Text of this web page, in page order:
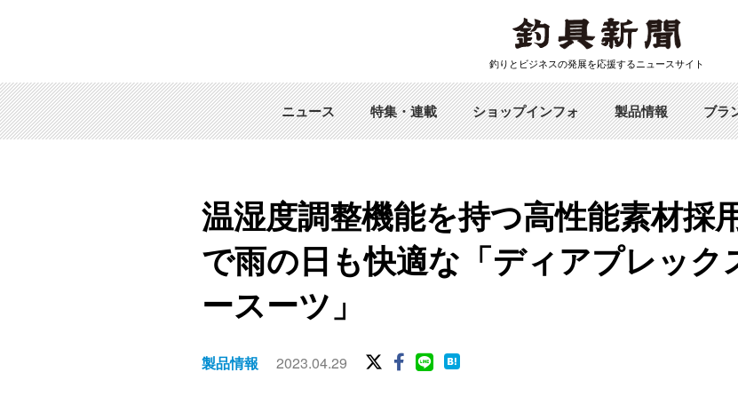
釣りとビジネスの発展を応援するニュースサイト
ニュース 特集・連載 ショップインフォ 製品情報 ブラ
温湿度調整機能を持つ高性能素材採
で雨の日も快適な「ディアプレッ
ースーツ」
製品情報 2023.04.29